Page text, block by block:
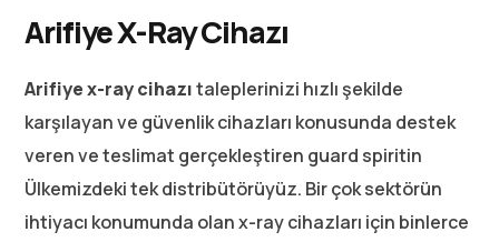
Arifiye X-Ray Cihazı
Arifiye x-ray cihazıtaleplerinizi hızlı şekilde
karşılayan ve güvenlik cihazları konusunda destek
veren ve teslimat gerçekleştiren guard spiritin
Ülkemizdeki tek distribütörüyüz. Bir çok sektörün
ihtiyacı konumunda olan x-ray cihazları için binlerce